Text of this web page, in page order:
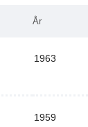
År
1963
1959